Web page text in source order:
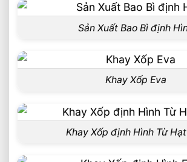
Sản Xuất Bao Bì định
Khay Xốp Eva
Khay Xốp định Hình Từ